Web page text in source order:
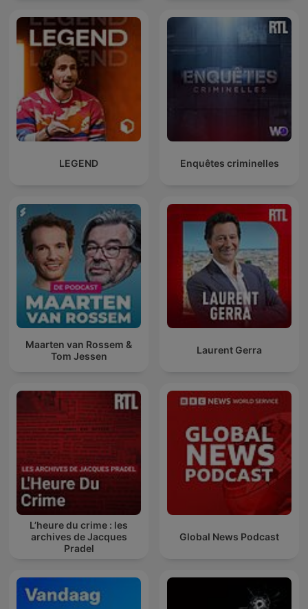
LEGEND Enquêtes criminelles
Maarten van Rossem &
Tom Jessen
Laurent Gerra
L’heure du crime : les
archives de Jacques
Pradel
Global News Podcast